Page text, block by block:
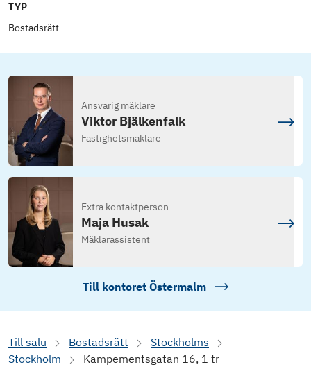
TYP
Bostadsrätt
Ansvarig mäklare
Viktor Bjälkenfalk
Fastighetsmäklare
Extra kontaktperson
Maja Husak
Mäklarassistent
Till kontoret Östermalm
Till salu Bostadsrätt
Stockholms
Stockholm
Kampementsgatan 16, 1 tr